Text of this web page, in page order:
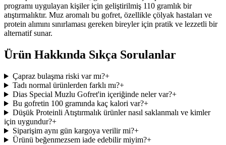
programı uygulayan kişiler için geliştirilmiş 110 gramlık bir
atıştırmalıktır. Muz aromalı bu gofret, özellikle çölyak hastaları ve
protein alımını sınırlaması gereken bireyler için pratik ve lezzetli bir
alternatif sunar.
Ürün Hakkında Sıkça Sorulanlar
Çapraz bulaşma riski var mı?+
Tadı normal ürünlerden farklı mı?+
Dias Special Muzlu Gofret'in içeriğinde neler var?+
Bu gofretin 100 gramında kaç kalori var?+
Düşük Proteinli Atıştırmalık ürünler nasıl saklanmalı ve kimler
için uygundur?+
Siparişim aynı gün kargoya verilir mi?+
Ürünü beğenmezsem iade edebilir miyim?+